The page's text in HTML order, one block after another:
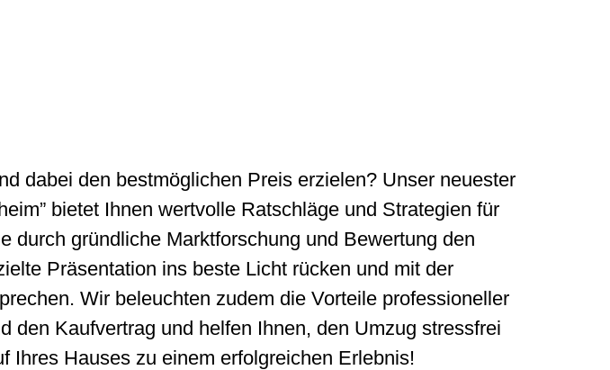
dabei den bestmöglichen Preis erzielen? Unser neuester
bietet Ihnen wertvolle Ratschläge und Strategien für
durch gründliche Marktforschung und Bewertung den
Präsentation ins beste Licht rücken und mit der
Wir beleuchten zudem die Vorteile professioneller
den Kaufvertrag und helfen Ihnen, den Umzug stressfrei
Ihres Hauses zu einem erfolgreichen Erlebnis!